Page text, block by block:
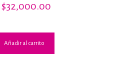
$32,000.00
Añadir al carrito